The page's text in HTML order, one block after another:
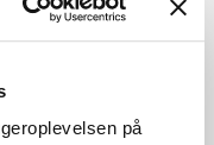
på
af de
kursus, kunne
den forbindelse have